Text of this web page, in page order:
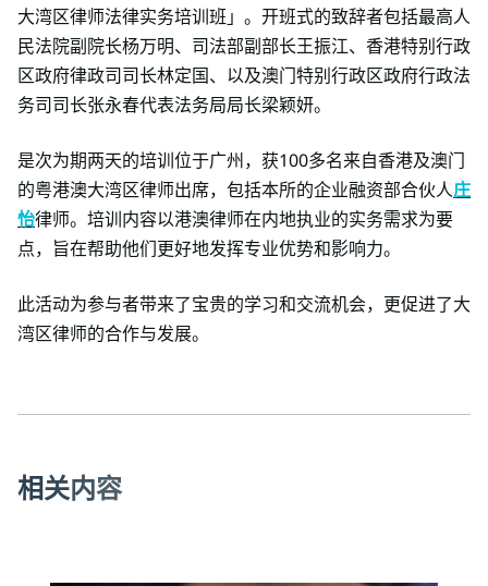
大湾区律师法律实务培训班」。开班式的致辞者包括最高人
民法院副院长杨万明、司法部副部长王振江、香港特别行政
区政府律政司司长林定国、以及澳门特别行政区政府行政法
务司司长张永春代表法务局局长梁颖妍。
是次为期两天的培训位于广州，获100多名来自香港及澳门
的粤港澳大湾区律师出席，包括本所的企业融资部合伙人庄
怡律师。培训内容以港澳律师在内地执业的实务需求为要
点，旨在帮助他们更好地发挥专业优势和影响力。
此活动为参与者带来了宝贵的学习和交流机会，更促进了大
湾区律师的合作与发展。
相关内容